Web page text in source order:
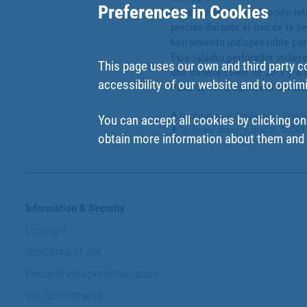
La tecnología antivibración
preciso durante el uso de la
Este taladro perforador
una batería Li-Ion de 20 V y
Peso de la herramienta sin
Declaration of Conformity -
Technical sheet - Español -
Preferences in Cookies
This page uses our own and third party
accessibility of our website and to
You can accept all cookies by clicking
obtain more information about them